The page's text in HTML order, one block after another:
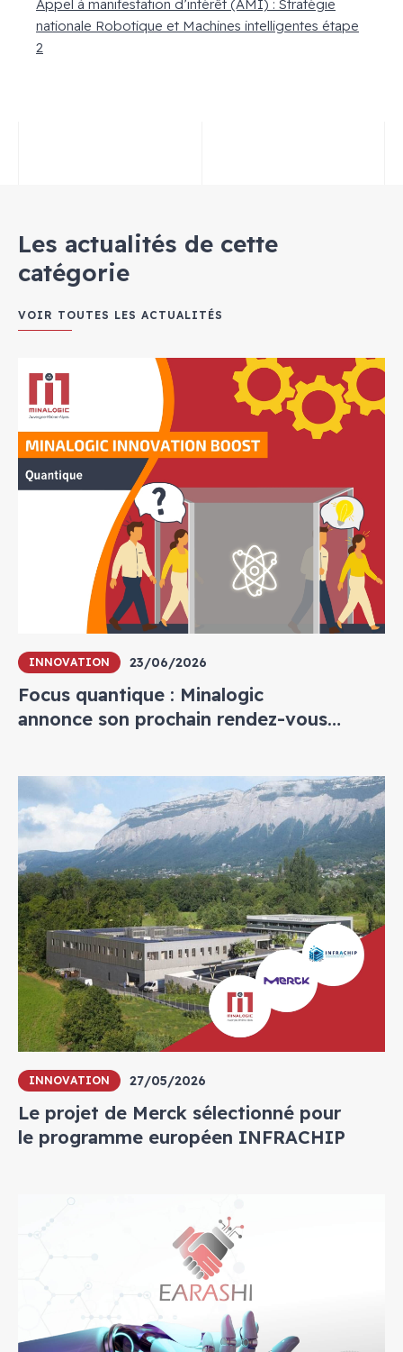
Appel à manifestation d’intérêt (AMI) : Stratégie
nationale Robotique et Machines intelligentes étape
2
Les actualités de cette
catégorie
VOIR TOUTES LES ACTUALITÉS
INNOVATION 23/06/2026
Focus quantique : Minalogic
annonce son prochain rendez-vous
INNOVATION 27/05/2026
Le projet de Merck sélectionné pour
le programme européen INFRACHIP